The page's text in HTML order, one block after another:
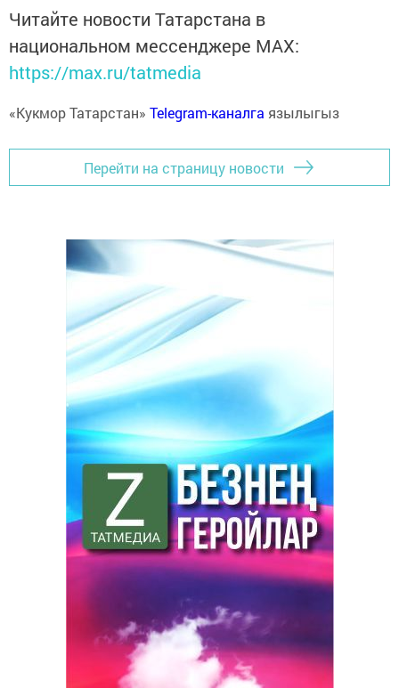
Читайте новости Татарстана в
национальном мессенджере MАХ:
https://max.ru/tatmedia
«Кукмор Татарстан» Telegram-каналга язылыгыз
Перейти на страницу новости